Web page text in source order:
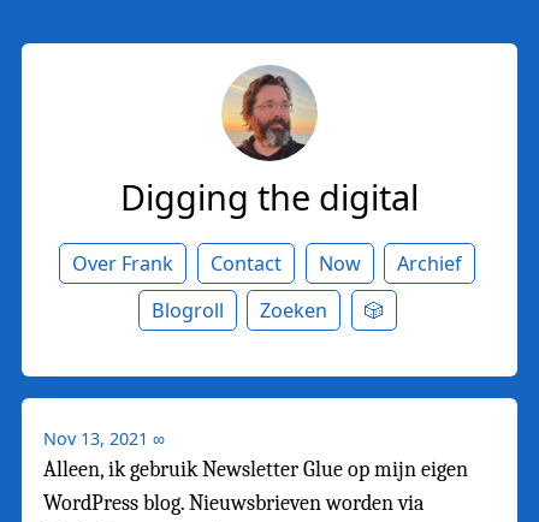
Digging the digital
Over Frank Contact Now
Archief
Blogroll
Zoeken 🎲
Nov 13, 2021 ∞
Alleen, ik gebruik Newsletter Glue op mijn eigen
WordPress blog. Nieuwsbrieven worden via